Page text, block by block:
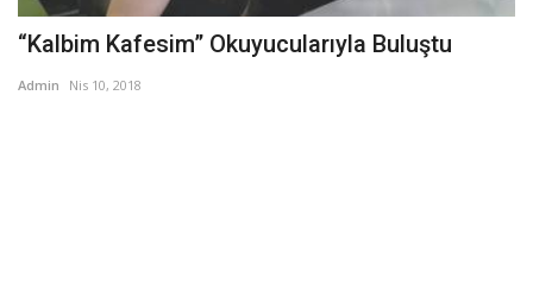
“Kalbim Kafesim” Okuyucularıyla Buluştu
Admin Nis 10, 2018